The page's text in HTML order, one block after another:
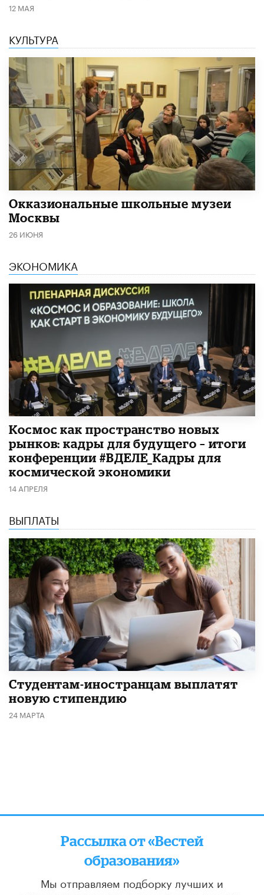
12 МАЯ
КУЛЬТУРА
​Окказиональные школьные музеи
Москвы
26 ИЮНЯ
ЭКОНОМИКА
Космос как пространство новых
рынков: кадры для будущего – итоги
конференции #ВДЕЛЕ_Кадры для
космической экономики
14 АПРЕЛЯ
ВЫПЛАТЫ
Студентам-иностранцам выплатят
новую стипендию
24 МАРТА
Рассылка от «Вестей
образования»
Мы отправляем подборку лучших и